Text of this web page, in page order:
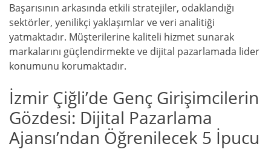
Başarısının arkasında etkili stratejiler, odaklandığı
sektörler, yenilikçi yaklaşımlar ve veri analitiği
yatmaktadır. Müşterilerine kaliteli hizmet sunarak
markalarını güçlendirmekte ve dijital pazarlamada lider
konumunu korumaktadır.
İzmir Çiğli’de Genç Girişimcilerin
Gözdesi: Dijital Pazarlama
Ajansı’ndan Öğrenilecek 5 İpucu